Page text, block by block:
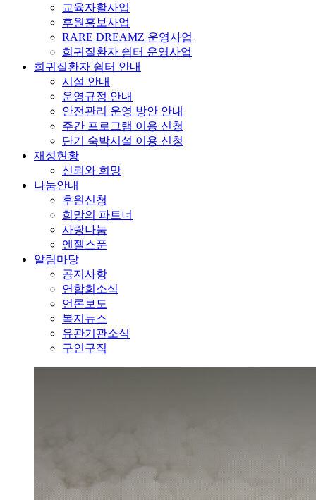
교육자활사업
후원홍보사업
RARE DREAMZ 운영사업
희귀질환자 쉼터 운영사업
희귀질환자 쉼터 안내
시설 안내
운영규정 안내
안전관리 운영 방안 안내
주간 프로그램 이용 신청
단기 숙박시설 이용 신청
재정현황
신뢰와 희망
나눔안내
후원신청
희망의 파트너
사랑나눔
엔젤스푼
알림마당
공지사항
연합회소식
언론보도
복지뉴스
유관기관소식
구인구직